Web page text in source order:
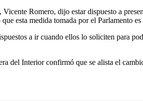
Romero, dijo estar dispuesto a
esta medida tomada por el Parlamento
a ir cuando ellos lo soliciten para
del Interior confirmó que se alista el